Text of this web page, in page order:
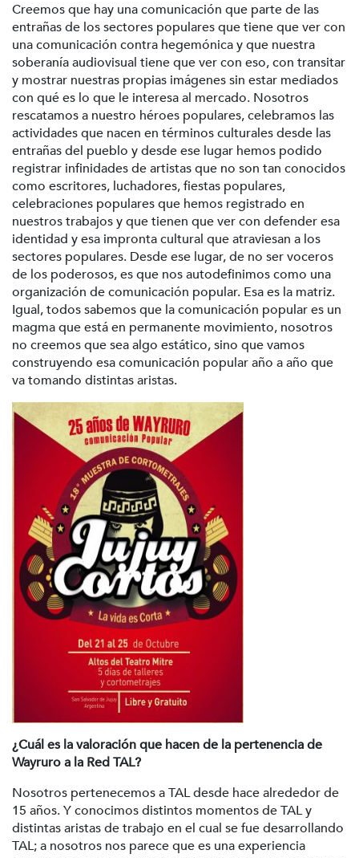
Creemos que hay una comunicación que parte de las
entrañas de los sectores populares que tiene que ver con
una comunicación contra hegemónica y que nuestra
soberanía audiovisual tiene que ver con eso, con transitar
y mostrar nuestras propias imágenes sin estar mediados
con qué es lo que le interesa al mercado. Nosotros
rescatamos a nuestro héroes populares, celebramos las
actividades que nacen en términos culturales desde las
entrañas del pueblo y desde ese lugar hemos podido
registrar infinidades de artistas que no son tan conocidos
como escritores, luchadores, fiestas populares,
celebraciones populares que hemos registrado en
nuestros trabajos y que tienen que ver con defender esa
identidad y esa impronta cultural que atraviesan a los
sectores populares. Desde ese lugar, de no ser voceros
de los poderosos, es que nos autodefinimos como una
organización de comunicación popular. Esa es la matriz.
Igual, todos sabemos que la comunicación popular es un
magma que está en permanente movimiento, nosotros
no creemos que sea algo estático, sino que vamos
construyendo esa comunicación popular año a año que
va tomando distintas aristas.
¿Cuál es la valoración que hacen de la pertenencia de
Wayruro a la Red TAL?
Nosotros pertenecemos a TAL desde hace alrededor de
15 años. Y conocimos distintos momentos de TAL y
distintas aristas de trabajo en el cual se fue desarrollando
TAL; a nosotros nos parece que es una experiencia